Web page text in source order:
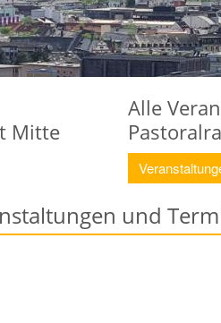
Mitte
Alle
und